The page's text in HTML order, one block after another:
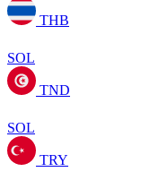
THB
SOL
TND
SOL
TRY